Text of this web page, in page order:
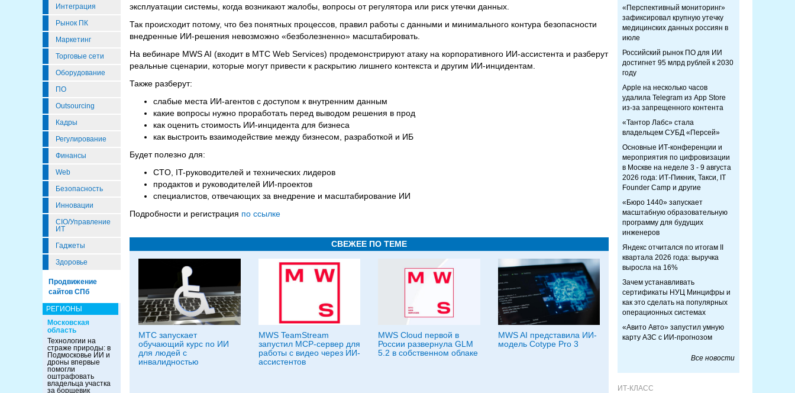
Интеграция
Рынок ПК
Маркетинг
Торговые сети
Оборудование
ПО
Outsourcing
Кадры
Регулирование
Финансы
Web
Безопасность
Инновации
CIO/Управление
ИТ
Гаджеты
Здоровье
Продвижение
сайтов СПб
РЕГИОНЫ
Московская
область
Технологии на
страже природы: в
Подмосковье ИИ и
дроны впервые
помогли
оштрафовать
владельца участка
за борщевик
эксплуатации системы, когда возникают жалобы, вопросы от регулятора или риск утечки данных.
Так происходит потому, что без понятных процессов, правил работы с данными и минимального контура безопасности
внедренные ИИ-решения невозможно «безболезненно» масштабировать.
На вебинаре MWS AI (входит в МТС Web Services) продемонстрируют атаку на корпоративного ИИ-ассистента и разберут
реальные сценарии, которые могут привести к раскрытию лишнего контекста и другим ИИ-инцидентам.
Также разберут:
слабые места ИИ-агентов с доступом к внутренним данным
какие вопросы нужно проработать перед выводом решения в прод
как оценить стоимость ИИ-инцидента для бизнеса
как выстроить взаимодействие между бизнесом, разработкой и ИБ
Будет полезно для:
CTO, IT-руководителей и технических лидеров
продактов и руководителей ИИ-проектов
специалистов, отвечающих за внедрение и масштабирование ИИ
Подробности и регистрация по ссылке
СВЕЖЕЕ ПО ТЕМЕ
МТС запускает
обучающий курс по ИИ
для людей с
инвалидностью
MWS TeamStream
запустил MCP-сервер для
работы с видео через ИИ-
ассистентов
MWS Cloud первой в
России развернула GLM
5.2 в собственном облаке
MWS AI представила ИИ-
модель Cotype Pro 3
«Перспективный мониторинг»
зафиксировал крупную утечку
медицинских данных россиян в
июле
Российский рынок ПО для ИИ
достигнет 95 млрд рублей к 2030
году
Apple на несколько часов
удалила Telegram из App Store
из-за запрещенного контента
«Тантор Лабс» стала
владельцем СУБД «Персей»
Основные ИТ-конференции и
мероприятия по цифровизации
в Москве на неделе 3 - 9 августа
2026 года: ИТ-Пикник, Такси, IT
Founder Camp и другие
«Бюро 1440» запускает
масштабную образовательную
программу для будущих
инженеров
Яндекс отчитался по итогам II
квартала 2026 года: выручка
выросла на 16%
Зачем устанавливать
сертификаты НУЦ Минцифры и
как это сделать на популярных
операционных системах
«Авито Авто» запустил умную
карту АЗС с ИИ-прогнозом
Все новости
ИТ-КЛАСС